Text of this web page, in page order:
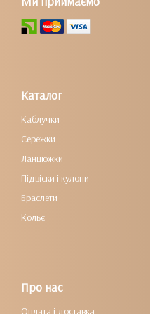
Каталог
Каблучки
Сережки
Ланцюжки
Підвіски і кулони
Браслети
Кольє
Про нас
Оплата і доставка